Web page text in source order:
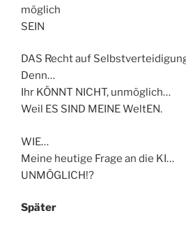
möglich
SEIN
DAS Recht auf
Denn…
Ihr KÖNNT NICHT, unmöglich…
Weil ES SIND MEINE WeltEN.
WIE…
Meine heutige Frage an die KI…
UNMÖGLICH!?
Später